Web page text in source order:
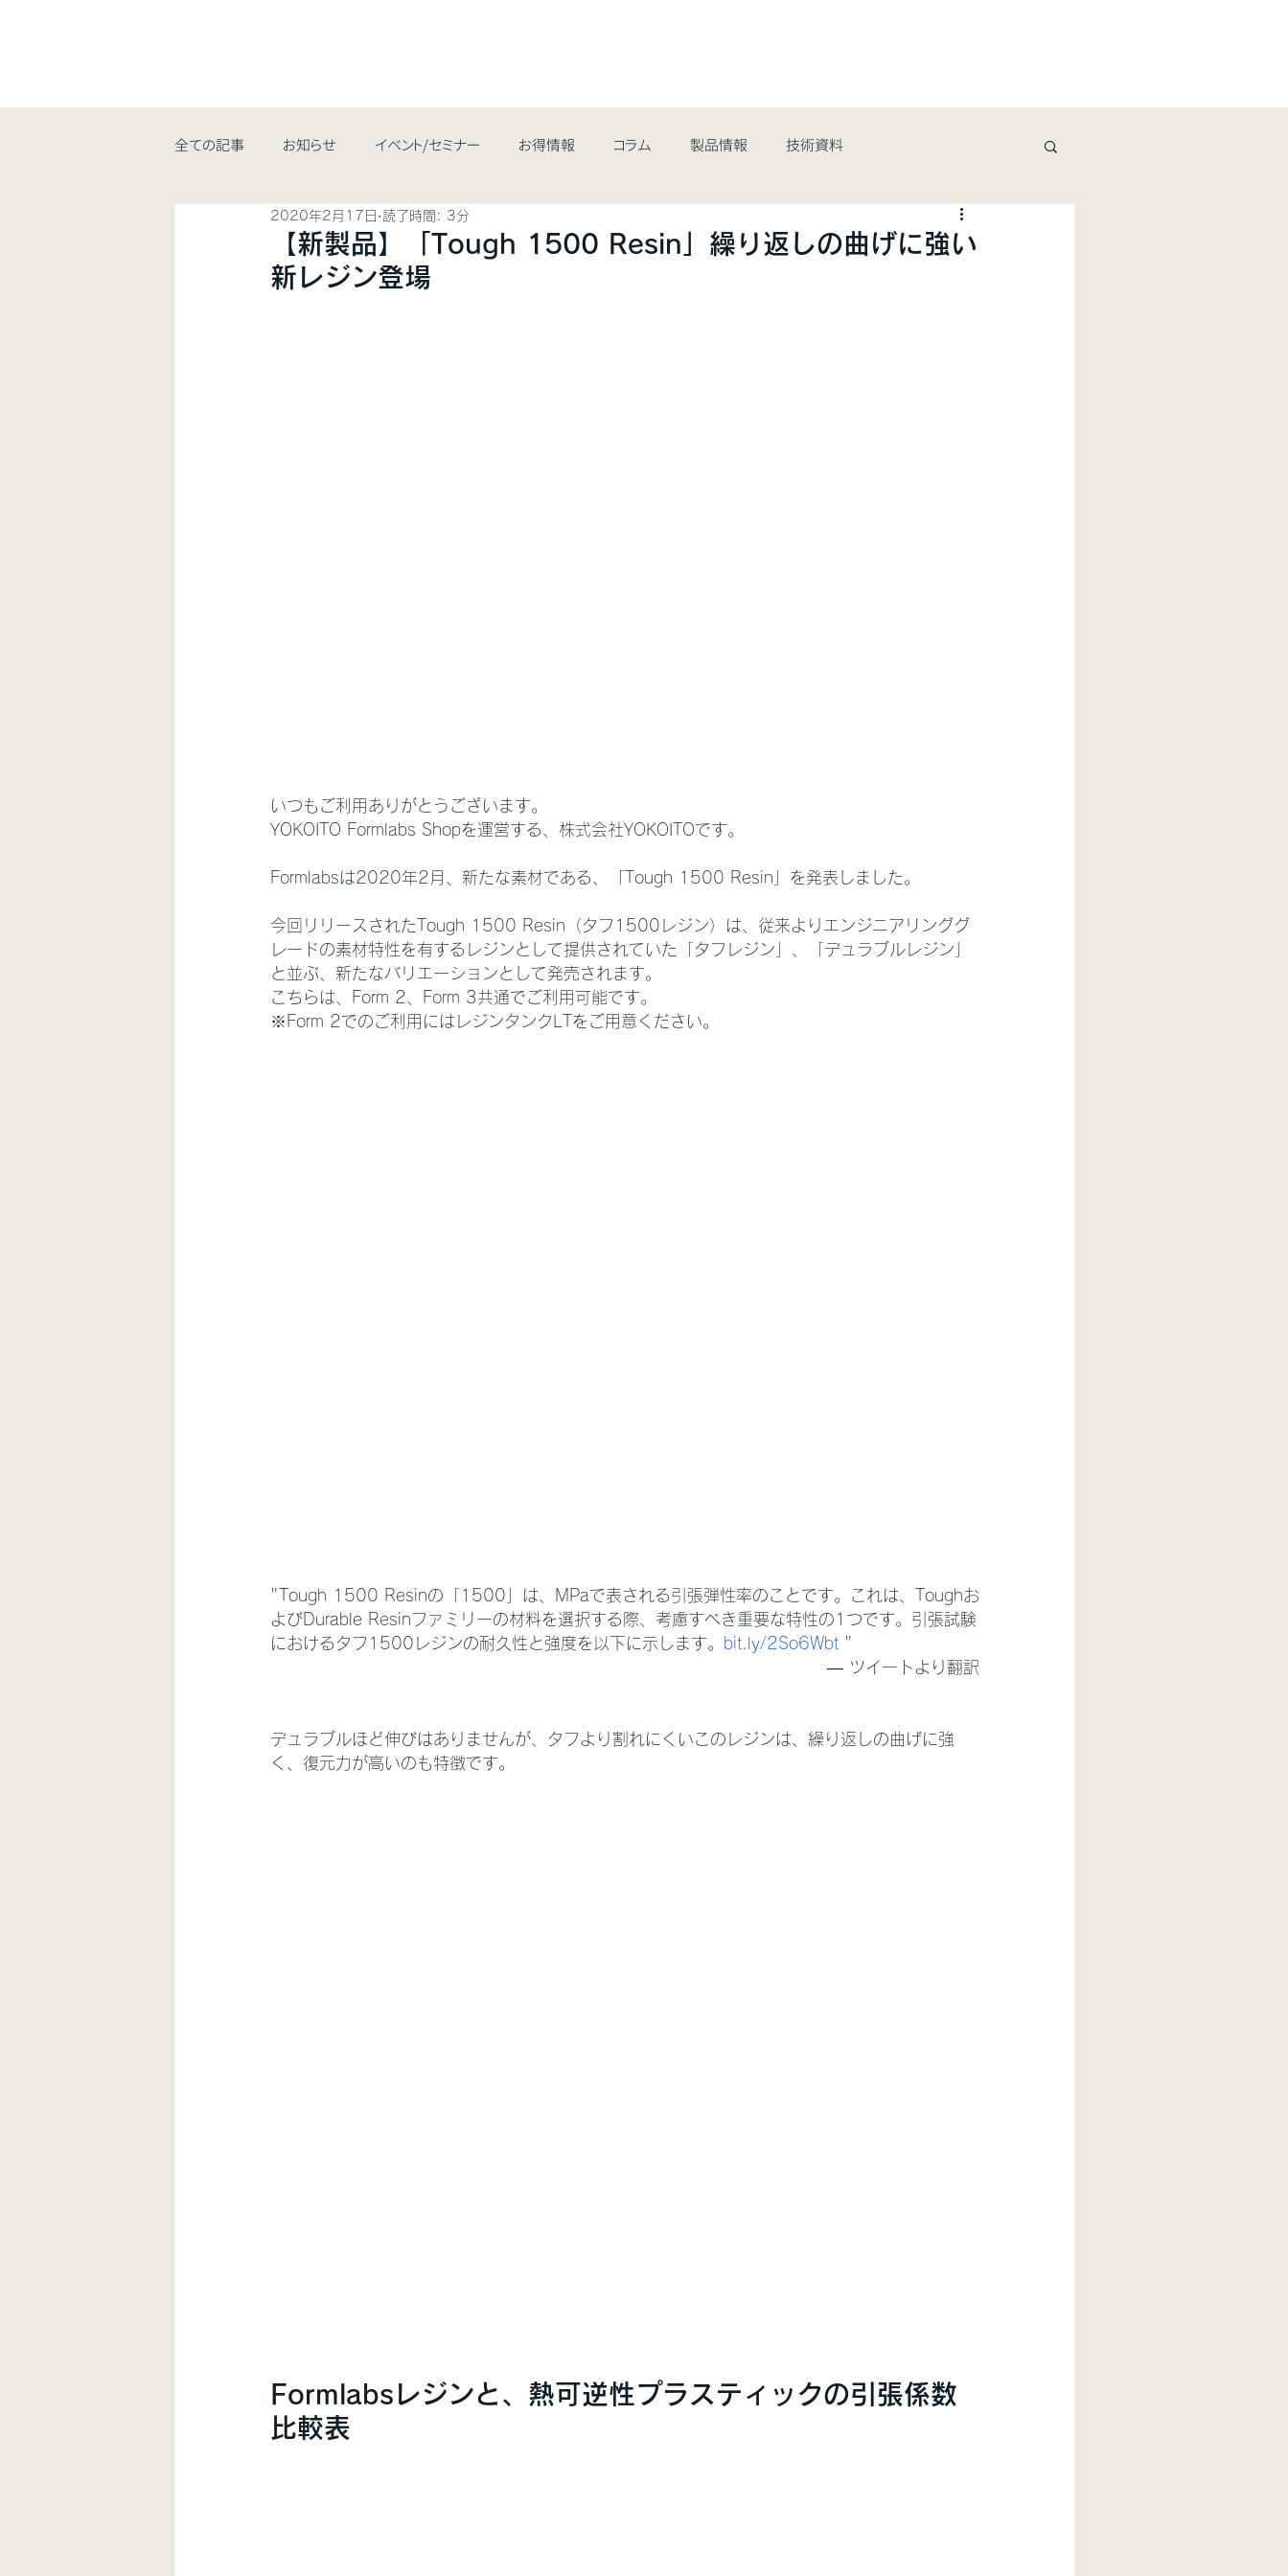
全ての記事 お知らせ イベント/セミナー お得情報 コラム 製品情報 技術資料
【新製品】「Tough 1500 Resin」繰り返しの曲げに強い
新レジン登場
2020年2月17日 読了時間: 3分
いつもご利用ありがとうございます。
YOKOITO Formlabs Shopを運営する、株式会社YOKOITOです。
Formlabsは2020年2月、新たな素材である、「Tough 1500 Resin」を発表しました。
今回リリースされたTough 1500 Resin（タフ1500レジン）は、従来よりエンジニアリンググ
レードの素材特性を有するレジンとして提供されていた「タフレジン」、「デュラブルレジン」
と並ぶ、新たなバリエーションとして発売されます。
こちらは、Form 2、Form 3共通でご利用可能です。
※Form 2でのご利用にはレジンタンクLTをご用意ください。
"Tough 1500 Resinの「1500」は、MPaで表される引張弾性率のことです。これは、Toughお
よびDurable Resinファミリーの材料を選択する際、考慮すべき重要な特性の1つです。引張試験
におけるタフ1500レジンの耐久性と強度を以下に示します。
bit.ly/2So6Wbt "
— ツイートより翻訳
デュラブルほど伸びはありませんが、タフより割れにくいこのレジンは、繰り返しの曲げに強
く、復元力が高いのも特徴です。
Formlabsレジンと、熱可逆性プラスティックの引張係数
比較表